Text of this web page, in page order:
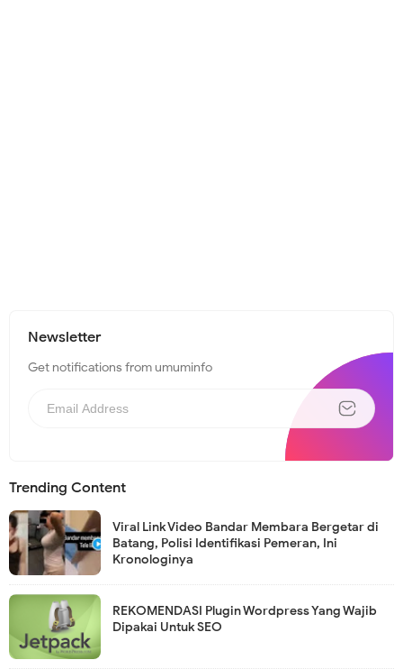
Newsletter
Get notifications from umuminfo
Trending Content
Viral Link Video Bandar Membara Bergetar di
Batang, Polisi Identifikasi Pemeran, Ini
Kronologinya
REKOMENDASI Plugin Wordpress Yang Wajib
Dipakai Untuk SEO